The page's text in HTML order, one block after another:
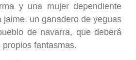
y una mujer dependiente
jaime, un ganadero de yeguas
de navarra, que deberá
fantasmas.